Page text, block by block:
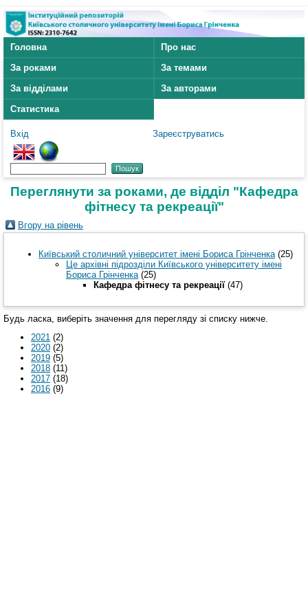
Головна
Про нас
За роками
За темами
За відділами
За авторами
Статистика
Вхід Зареєструватись
Переглянути за роками, де відділ "Кафедра
фітнесу та рекреації"
Вгору на рівень
Київський столичний університет імені Бориса Грінченка (25)
Це архівні підрозділи Київського університету імені
Бориса Грінченка (25)
Кафедра фітнесу та рекреації (47)
Будь ласка, виберіть значення для перегляду зі списку нижче.
2021 (2)
2020 (2)
2019 (5)
2018 (11)
2017 (18)
2016 (9)